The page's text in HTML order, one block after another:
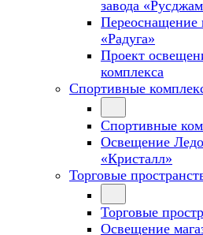
завода
Переоснащение
«Радуга»
Проект
комплекса
Спортивные
Спортивные
Освещение
«Кристалл»
Торговые
Торговые
Освещение